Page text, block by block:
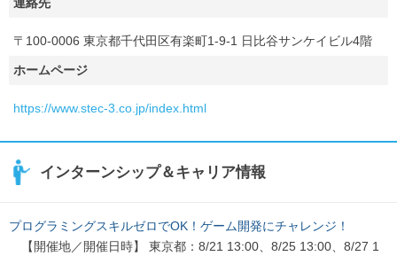
〒100-0006 東京都千代田区有楽町1-9-1 日比谷サンケイビル4階
ホームページ
https://www.stec-3.co.jp/index.html
インターンシップ＆キャリア情報
プログラミングスキルゼロでOK！ゲーム開発にチャレンジ！
【開催地／開催日時】 東京都：8/21 13:00、8/25 13:00、8/27 1